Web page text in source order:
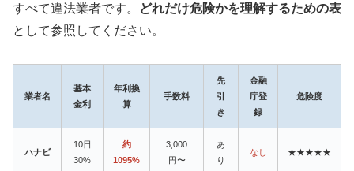
すべて違法業者です。
どれだけ危険かを理解するための表
として参照してください。
業者名
基本
金利
年利換
算
手数料
先
引
き
金融
庁登
録
危険度
ハナビ
10日
30%
約
1095%
3,000
円〜
あ
り
なし ★★★★★